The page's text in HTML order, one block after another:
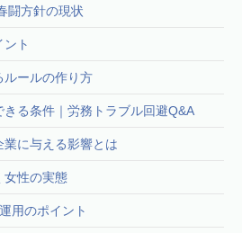
闘方針の現状
ト
ルールの作り方
る条件｜労務トラブル回避Q&A
に与える影響とは
女性の実態
用のポイント